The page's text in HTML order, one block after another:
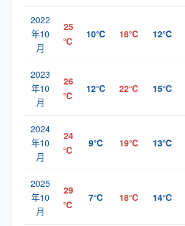
2022
年10
月
25
℃
10℃ 18℃ 12℃
2023
年10
月
26
℃
12℃ 22℃ 15℃
2024
年10
月
24
℃
9℃ 19℃ 13℃
2025
年10
月
29
℃
7℃ 18℃ 14℃